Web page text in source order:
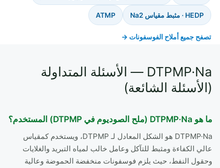
HEDP · مثبط مقياس Na2 ATMP
تصفح جميع أملاح الفوسفونات →
DTPMP·Na — الأسئلة المتداولة
(الأسئلة الشائعة)
ما هو DTPMP·Na (ملح الصوديوم في DTPMP) المستخدم؟
DTPMP·Na هو الشكل المعادل لـ DTPMP، ويستخدم كمقياس
عالي الكفاءة ومثبط للتآكل وعامل خالب لمياه التبريد والغلايات
وحقول النفط، حيث يلزم فوسفونات منخفضة الحموضة وعالية